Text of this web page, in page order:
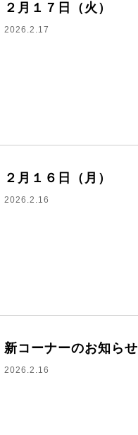
２月１７日（火）
2026.2.17
２月１６日（月）
2026.2.16
新コーナーのお知らせ
2026.2.16